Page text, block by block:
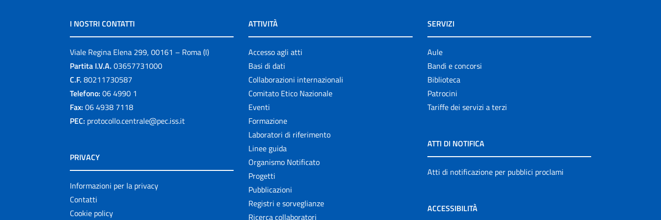
I NOSTRI CONTATTI
Viale Regina Elena 299, 00161 – Roma (I)
Partita I.V.A. 03657731000
C.F. 80211730587
Telefono: 06 4990 1
Fax: 06 4938 7118
PEC: protocollo.centrale@pec.iss.it
PRIVACY
Informazioni per la privacy
Contatti
Cookie policy
ATTIVITÀ
Accesso agli atti
Basi di dati
Collaborazioni internazionali
Comitato Etico Nazionale
Eventi
Formazione
Laboratori di riferimento
Linee guida
Organismo Notificato
Progetti
Pubblicazioni
Registri e sorveglianze
Ricerca collaboratori
SERVIZI
Aule
Bandi e concorsi
Biblioteca
Patrocini
Tariffe dei servizi a terzi
ATTI DI NOTIFICA
Atti di notificazione per pubblici proclami
ACCESSIBILITÀ